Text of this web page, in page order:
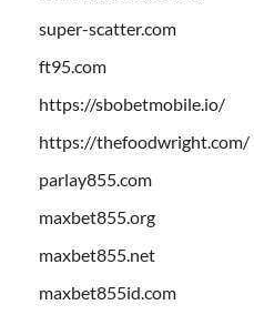
super-scatter.com
ft95.com
https://sbobetmobile.io/
https://thefoodwright.com/
parlay855.com
maxbet855.org
maxbet855.net
maxbet855id.com